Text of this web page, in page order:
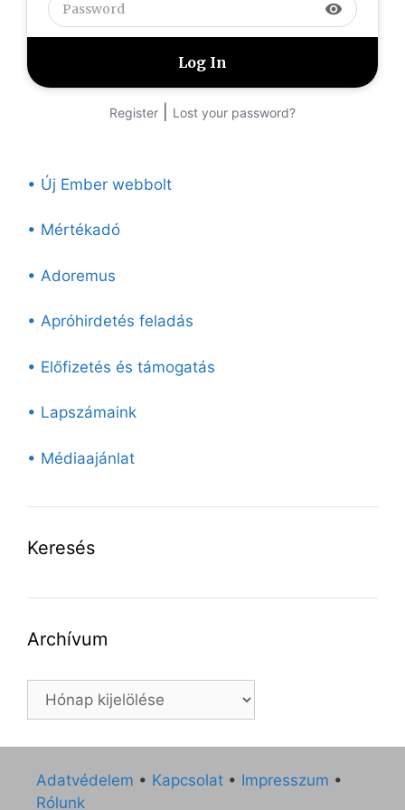
visibility
Register Lost your password?
• Új Ember webbolt
• Mértékadó
• Adoremus
• Apróhirdetés feladás
• Előfizetés és támogatás
• Lapszámaink
• Médiaajánlat
Keresés
Archívum
Archívum
Adatvédelem • Kapcsolat • Impresszum •
Rólunk